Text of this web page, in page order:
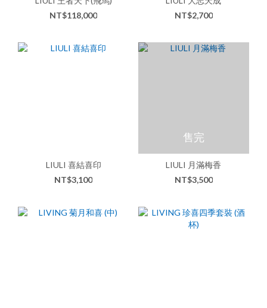
NT$118,000
NT$2,700
LIULI 喜結喜印
NT$3,100
售完
LIULI 月滿梅香
NT$3,500